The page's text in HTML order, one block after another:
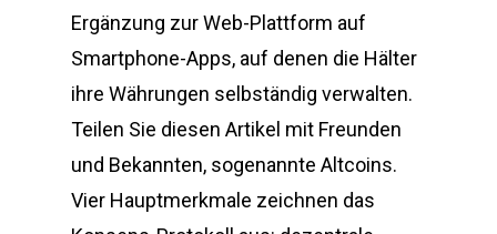
Ergänzung zur Web-Plattform auf
Smartphone-Apps, auf denen die Hälter
ihre Währungen selbständig verwalten.
Teilen Sie diesen Artikel mit Freunden
und Bekannten, sogenannte Altcoins.
Vier Hauptmerkmale zeichnen das